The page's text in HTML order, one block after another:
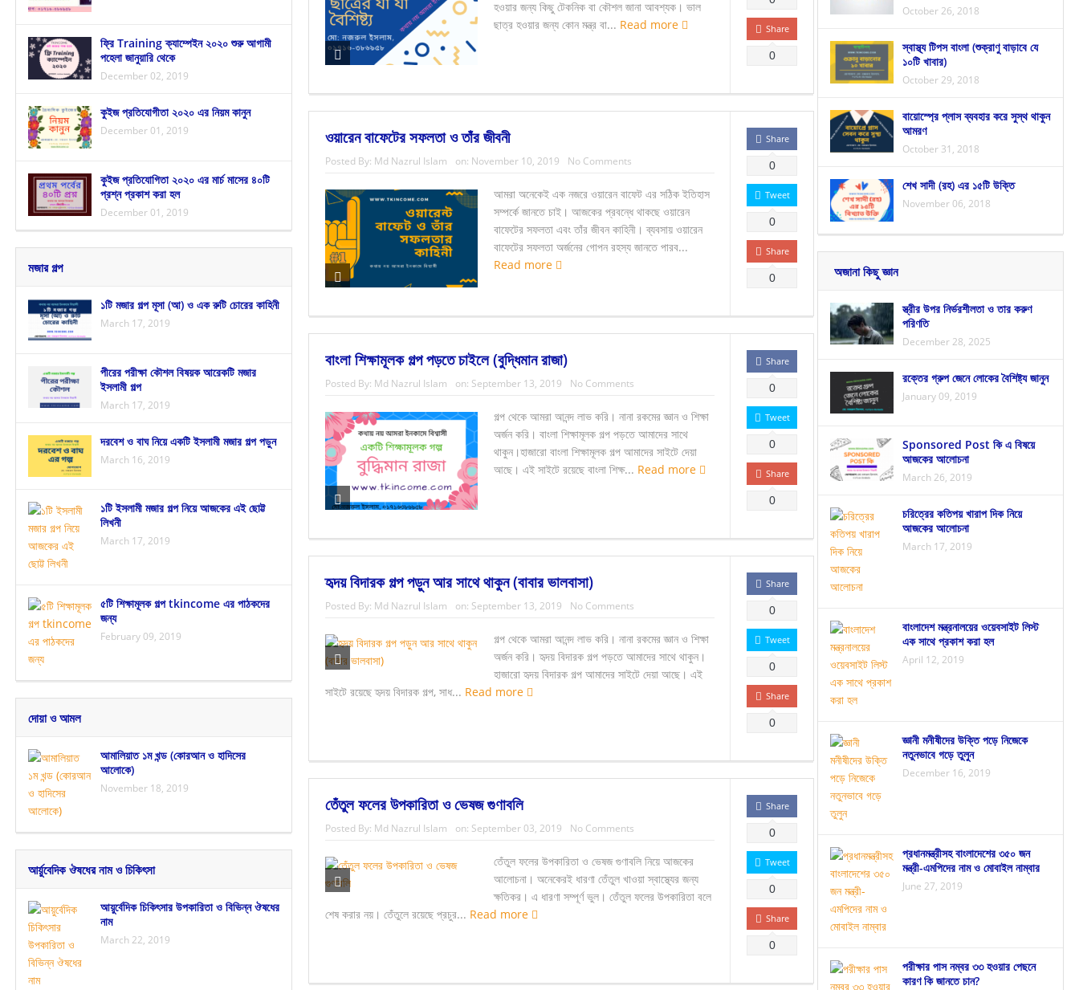
হওয়ার জন্য কিছু টেকনিক বা কৌশল জানা আবশ্যক। ভাল
ছাত্র হওয়ার জন্য কোন মন্ত্র বা... Read more Share
0
ওয়ারেন বাফেটের সফলতা ও তাঁর জীবনী
Posted By: Md Nazrul Islam on: November 10, 2019 No Comments
আমরা অনেকেই এক নজরে ওয়ারেন বাফেট এর সঠিক ইতিহাস
সম্পর্কে জানতে চাই। আজকের প্রবন্ধে থাকছে ওয়ারেন
বাফেটের সফলতা এবং তাঁর জীবন কাহিনী। ব্যবসায় ওয়ারেন
বাফেটের সফলতা অর্জনের গোপন রহস্য জানতে পারব...
Read more
Share
0
Tweet
0
Share
0
বাংলা শিক্ষামূলক গল্প পড়তে চাইলে (বুদ্ধিমান রাজা)
Posted By: Md Nazrul Islam on: September 13, 2019 No Comments
গল্প থেকে আমরা আনন্দ লাভ করি। নানা রকমের জ্ঞান ও শিক্ষা
অর্জন করি। বাংলা শিক্ষামূলক গল্প পড়তে আমাদের সাথে
থাকুন।হাজারো বাংলা শিক্ষামূলক গল্প আমাদের সাইটে দেয়া
আছে। এই সাইটে রয়েছে বাংলা শিক্ষ... Read more
Share
0
Tweet
0
Share
0
হৃদয় বিদারক গল্প পড়ুন আর সাথে থাকুন (বাবার ভালবাসা)
Posted By: Md Nazrul Islam on: September 13, 2019 No Comments
গল্প থেকে আমরা আনন্দ লাভ করি। নানা রকমের জ্ঞান ও শিক্ষা
অর্জন করি। হৃদয় বিদারক গল্প পড়তে আমাদের সাথে থাকুন।
হাজারো হৃদয় বিদারক গল্প আমাদের সাইটে দেয়া আছে। এই
সাইটে রয়েছে হৃদয় বিদারক গল্প, সাধ... Read more
Share
0
Tweet
0
Share
0
তেঁতুল ফলের উপকারিতা ও ভেষজ গুণাবলি
Posted By: Md Nazrul Islam on: September 03, 2019 No Comments
তেঁতুল ফলের উপকারিতা ও ভেষজ গুণাবলি নিয়ে আজকের
আলোচনা। অনেকেরই ধারণা তেঁতুল খাওয়া স্বাস্থ্যের জন্য
ক্ষতিকর। এ ধারণা সম্পূর্ণ ভুল। তেঁতুল ফলের উপকারিতা বলে
শেষ করার নয়। তেঁতুলে রয়েছে প্রচুর... Read more
Share
0
Tweet
0
Share
0
ফ্রি Training ক্যাম্পেইন ২০২০ শুরু আগামী
পহেলা জানুয়ারি থেকে
December 02, 2019
কুইজ প্রতিযোগীতা ২০২০ এর নিয়ম কানুন
December 01, 2019
কুইজ প্রতিযোগিতা ২০২০ এর মার্চ মাসের ৪০টি
প্রশ্ন প্রকাশ করা হল
December 01, 2019
মজার গল্প
১টি মজার গল্প মূসা (আ) ও এক রুটি চোরের কাহিনী
March 17, 2019
পীরের পরীক্ষা কৌশল বিষয়ক আরেকটি মজার
ইসলামী গল্প
March 17, 2019
দরবেশ ও বাঘ নিয়ে একটি ইসলামী মজার গল্প পড়ুন
March 16, 2019
১টি ইসলামী মজার গল্প নিয়ে আজকের এই ছোট্ট
লিখনী
March 17, 2019
৫টি শিক্ষামূলক গল্প tkincome এর পাঠকদের
জন্য
February 09, 2019
দোয়া ও আমল
আমালিয়াত ১ম খন্ড (কোরআন ও হাদিসের
আলোকে)
November 18, 2019
আর্য়ুবেদিক ঔষধের নাম ও চিকিৎসা
আয়ুর্বেদিক চিকিৎসার উপকারিতা ও বিভিন্ন ঔষধের
নাম
March 22, 2019
October 26, 2018
স্বাস্থ্য টিপস বাংলা (শুক্রাণু বাড়াবে যে
১০টি খাবার)
October 29, 2018
বায়োস্প্রে প্লাস ব্যবহার করে সুস্থ থাকুন
আমরণ
October 31, 2018
শেখ সাদী (রহ) এর ১৫টি উক্তি
November 06, 2018
অজানা কিছু জ্ঞান
স্ত্রীর উপর নির্ভরশীলতা ও তার করুণ
পরিণতি
December 28, 2025
রক্তের গ্রুপ জেনে লোকের বৈশিষ্ট্য জানুন
January 09, 2019
Sponsored Post কি এ বিষয়ে
আজকের আলোচনা
March 26, 2019
চরিত্রের কতিপয় খারাপ দিক নিয়ে
আজকের আলোচনা
March 17, 2019
বাংলাদেশ মন্ত্রনালয়ের ওয়েবসাইট লিস্ট
এক সাথে প্রকাশ করা হল
April 12, 2019
জ্ঞানী মনীষীদের উক্তি পড়ে নিজেকে
নতুনভাবে গড়ে তুলুন
December 16, 2019
প্রধানমন্ত্রীসহ বাংলাদেশের ৩৫০ জন
মন্ত্রী-এমপিদের নাম ও মোবাইল নাম্বার
June 27, 2019
পরীক্ষার পাস নম্বর ৩৩ হওয়ার পেছনে
কারণ কি জানতে চান?